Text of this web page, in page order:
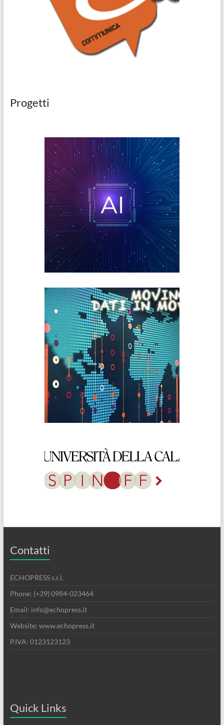
Progetti
Contatti
ECHOPRESS s.r.l.
Phone: (+39) 0984-023464
Email: info@echopress.it
Website: www.echopress.it
P.IVA: 0123123123
Quick Links